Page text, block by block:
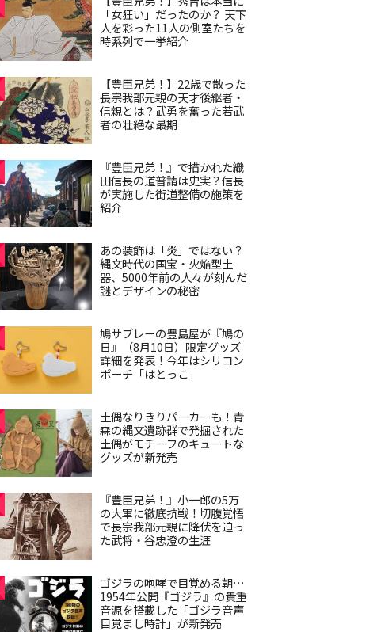
「女狂い」だったのか？ 天下
人を彩った11人の側室たちを
時系列で一挙紹介
【豊臣兄弟！】22歳で散った
長宗我部元親の天才後継者・
信親とは？武勇を奮った若武
者の壮絶な最期
『豊臣兄弟！』で描かれた織
田信長の道普請は史実？信長
が実施した街道整備の施策を
紹介
あの装飾は「炎」ではない？
縄文時代の国宝・火焔型土
器、5000年前の人々が刻んだ
謎とデザインの秘密
鳩サブレーの豊島屋が『鳩の
日』（8月10日）限定グッズ
詳細を発表！今年はシリコン
ポーチ「はとっこ」
土偶なりきりパーカーも！青
森の縄文遺跡群で発掘された
土偶がモチーフのキュートな
グッズが新発売
『豊臣兄弟！』小一郎の5万
の大軍に徹底抗戦！切腹覚悟
で長宗我部元親に降伏を迫っ
た武将・谷忠澄の生涯
ゴジラの咆哮で目覚める朝…
1954年公開『ゴジラ』の貴重
音源を搭載した「ゴジラ音声
目覚まし時計」が新発売